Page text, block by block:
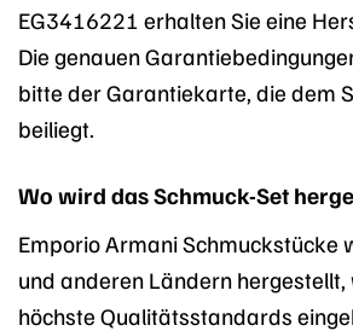
EG3416221 erhalten Sie eine
Die genauen
bitte der Garantiekarte, die dem
beiliegt.
Wo wird das Schmuck-Set
Emporio Armani Schmuckstücke
und anderen Ländern hergestellt,
höchste Qualitätsstandards